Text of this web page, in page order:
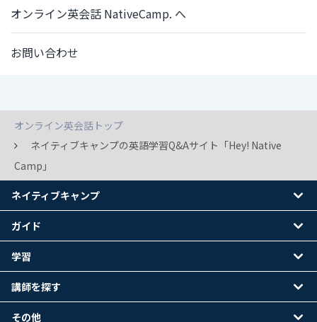
オンライン英会話 NativeCamp. へ
お問い合わせ
オンライン英会話トップ
ネイティブキャンプの英語学習Q&Aサイト「Hey! Native
Camp」
ネイティブキャンプ
ガイド
学習
講師を探す
その他